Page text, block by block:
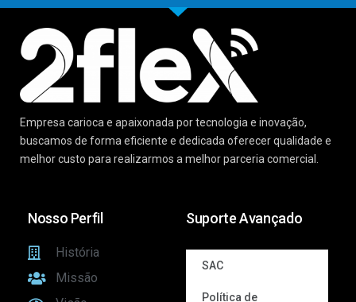
Empresa carioca e apaixonada por tecnologia e inovação,
buscamos de forma eficiente e dedicada oferecer qualidade e
melhor custo para realizarmos a melhor parceria comercial.
Nosso Perfil
História
Missão
Suporte Avançado
SAC
Política de